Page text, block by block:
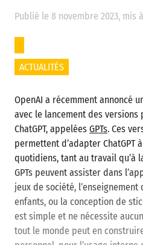
Publié le 8 novembre 2023, mis
ACTUALITÉS
OpenAI a récemment annoncé
avec le lancement des
ChatGPT, appelées GPTs. Ces
permettent d’adapter ChatGPT
quotidiens, tant au travail qu’à
GPTs peuvent assister dans
jeux de société,
enfants, ou la conception de
est simple et ne nécessite
tout le monde peut en